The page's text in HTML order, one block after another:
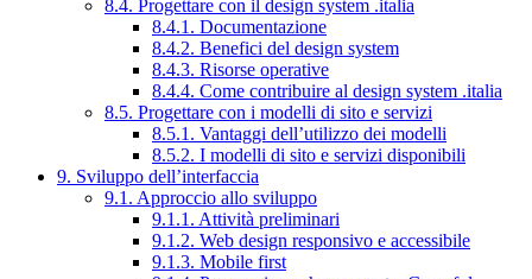
8.4. Progettare con il design system .italia
8.4.1. Documentazione
8.4.2. Benefici del design system
8.4.3. Risorse operative
8.4.4. Come contribuire al design system .italia
8.5. Progettare con i modelli di sito e servizi
8.5.1. Vantaggi dell’utilizzo dei modelli
8.5.2. I modelli di sito e servizi disponibili
9. Sviluppo dell’interfaccia
9.1. Approccio allo sviluppo
9.1.1. Attività preliminari
9.1.2. Web design responsivo e accessibile
9.1.3. Mobile first